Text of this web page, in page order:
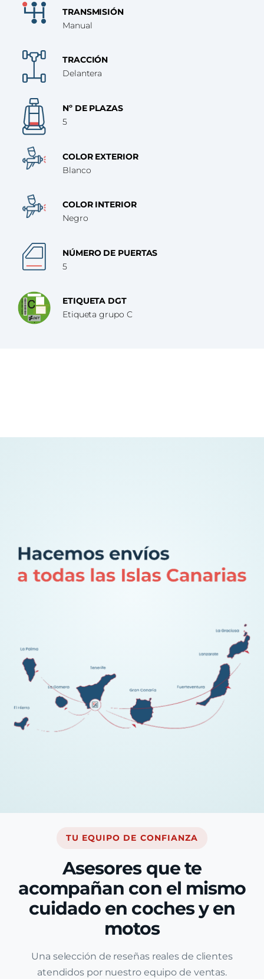
TRANSMISIÓN
Manual
TRACCIÓN
Delantera
Nº DE PLAZAS
5
COLOR EXTERIOR
Blanco
COLOR INTERIOR
Negro
NÚMERO DE PUERTAS
5
ETIQUETA DGT
Etiqueta grupo C
TU EQUIPO DE CONFIANZA
Asesores que te
acompañan con el mismo
cuidado en coches y en
motos
Una selección de reseñas reales de clientes
atendidos por nuestro equipo de ventas.